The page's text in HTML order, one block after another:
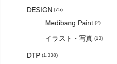
DESIGN (75)
Medibang Paint (2)
イラスト・写真 (13)
DTP (1,338)